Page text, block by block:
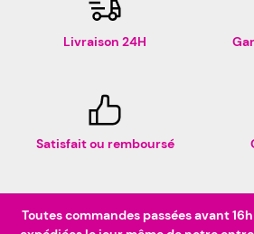
Livraison 24H
Satisfait ou remboursé
Toutes commandes passées avant